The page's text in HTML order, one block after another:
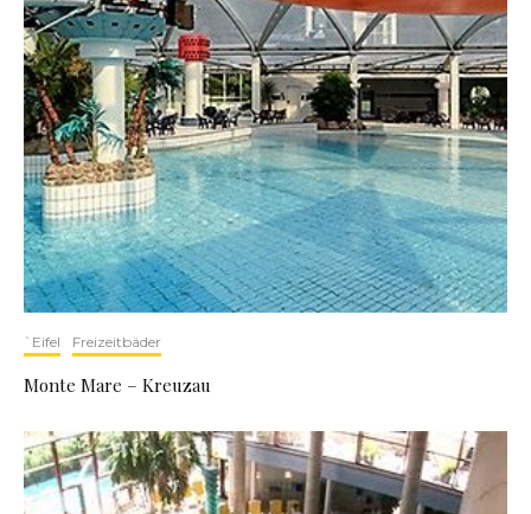
`Eifel Freizeitbäder
Monte Mare – Kreuzau